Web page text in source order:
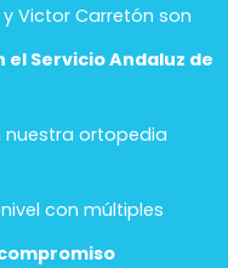
y Victor Carretón son
Servicio Andaluz de
nuestra ortopedia
con múltiples